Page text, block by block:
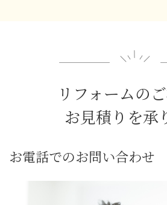
リフォームの
お見積りを承
お電話でのお問い合わせ